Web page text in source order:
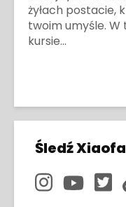
żyłach postacie,
twoim umyśle.
kursie...
Śledź